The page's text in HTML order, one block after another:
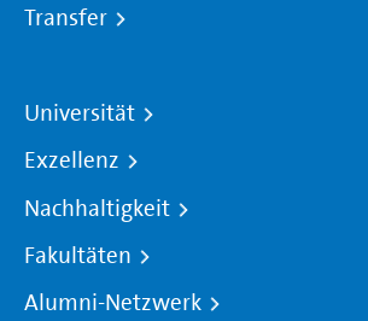
Transfer
Universität
Exzellenz
Nachhaltigkeit
Fakultäten
Alumni-Netzwerk